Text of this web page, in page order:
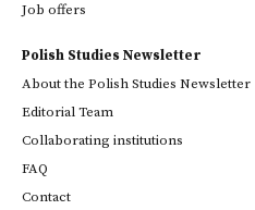
Job offers
Polish Studies Newsletter
About the Polish Studies Newsletter
Editorial Team
Collaborating institutions
FAQ
Contact